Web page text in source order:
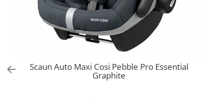
Consultanta Instalare
Jucarii de Sortare
Jucarii de tras
Jucarii din plus
Jucarii Senzoriale
Scaun Auto Maxi Cosi Pebble Pro Essential
Graphite